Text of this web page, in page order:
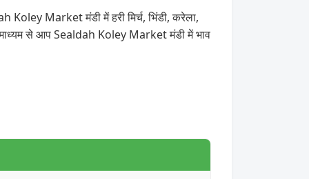
Market मंडी में हरी मिर्च, भिंडी, करेला,
से आप Sealdah Koley Market मंडी में भाव